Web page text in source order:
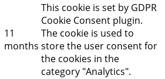
11
months
This cookie is set by GDPR
Cookie Consent plugin.
The cookie is used to
store the user consent for
the cookies in the
category "Analytics".